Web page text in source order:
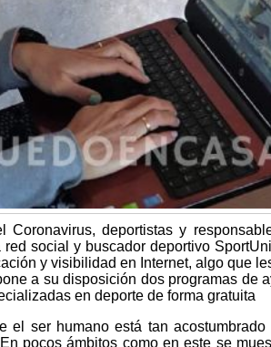
deportistas y
social y buscador deportivo
y visibilidad en Internet, algo que
a su disposición dos programas de
en deporte de forma gratuita
el ser humano está tan
pocos ámbitos como en este se